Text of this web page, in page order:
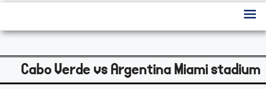
Cabo Verde vs Argentina Miami stadium